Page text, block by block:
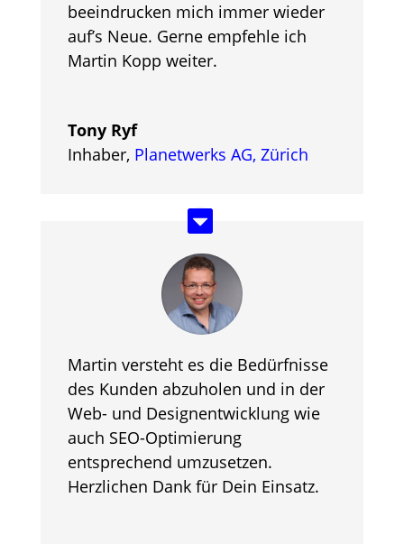
beeindrucken mich immer wieder
auf’s Neue. Gerne empfehle ich
Martin Kopp weiter.
Tony Ryf
Inhaber, Planetwerks AG, Zürich
Martin versteht es die Bedürfnisse
des Kunden abzuholen und in der
Web- und Designentwicklung wie
auch SEO-Optimierung
entsprechend umzusetzen.
Herzlichen Dank für Dein Einsatz.